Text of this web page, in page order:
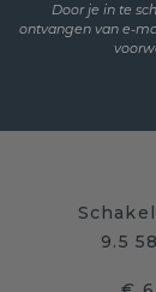
9.5
Door je in te
ontvangen van e-